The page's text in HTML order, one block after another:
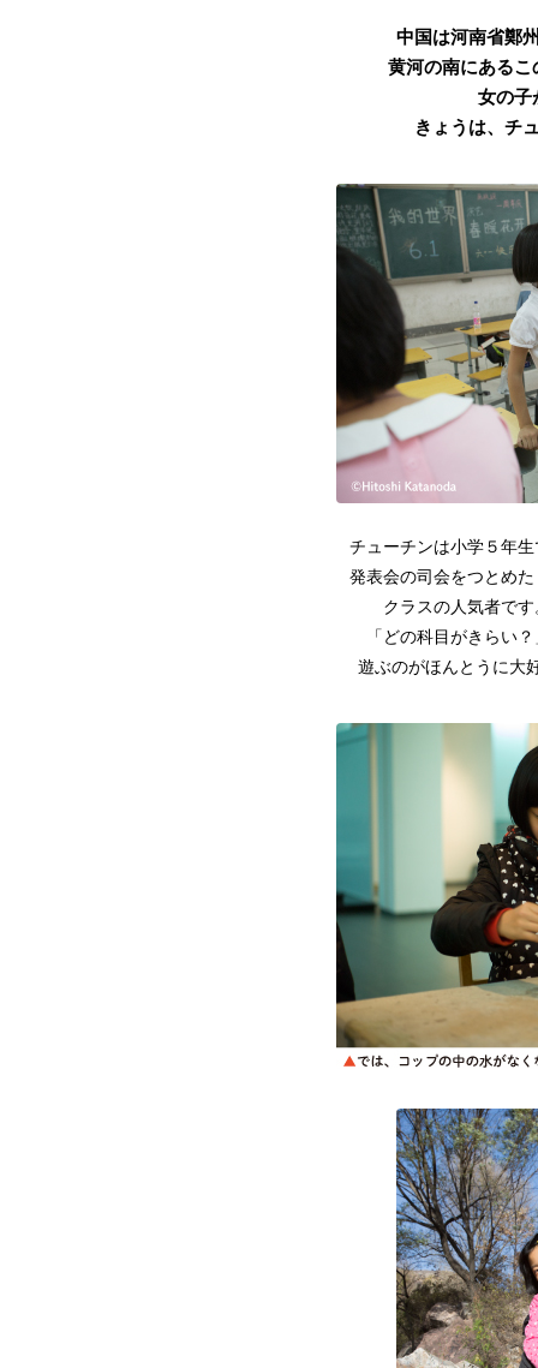
中国は河南省鄭
黄河の南にある
女の子
きょうは、チ
チューチンは小学５年
発表会の司会をつとめ
クラスの人気者で
「どの科目がきらい
遊ぶのがほんとうに大